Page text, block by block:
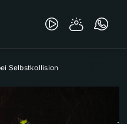
Selbstkollision